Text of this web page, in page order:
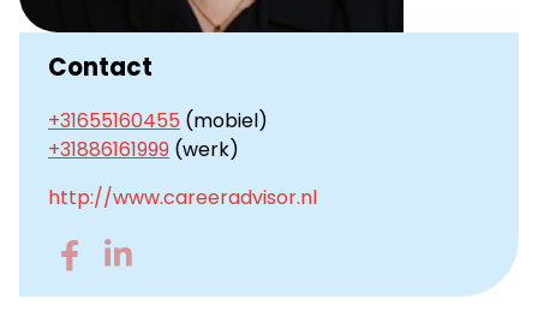
Contact
+31655160455 (mobiel)
+31886161999 (werk)
http://www.careeradvisor.nl
Go